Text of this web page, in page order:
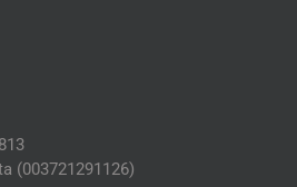
(003721291126)